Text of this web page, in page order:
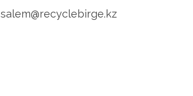
salem@recyclebirge.kz